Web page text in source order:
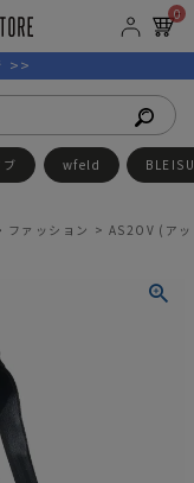
0
>>
wfeld
ファッション AS2OV (ア